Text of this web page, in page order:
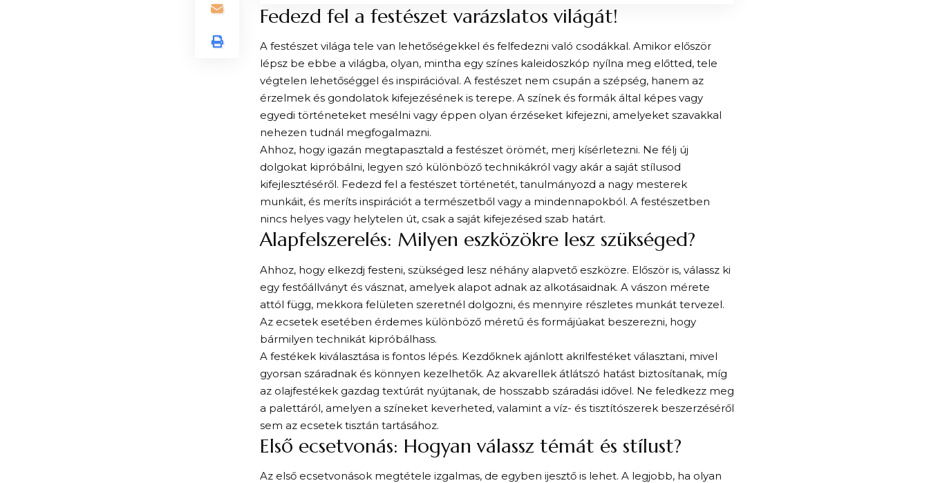
Fedezd fel a festészet varázslatos világát!
A festészet világa tele van lehetőségekkel és felfedezni való csodákkal. Amikor először
lépsz be ebbe a világba, olyan, mintha egy színes kaleidoszkóp nyílna meg előtted, tele
végtelen lehetőséggel és inspirációval. A festészet nem csupán a szépség, hanem az
érzelmek és gondolatok kifejezésének is terepe. A színek és formák által képes vagy
egyedi történeteket mesélni vagy éppen olyan érzéseket kifejezni, amelyeket szavakkal
nehezen tudnál megfogalmazni.
Ahhoz, hogy igazán megtapasztald a festészet örömét, merj kísérletezni. Ne félj új
dolgokat kipróbálni, legyen szó különböző technikákról vagy akár a saját stílusod
kifejlesztéséről. Fedezd fel a festészet történetét, tanulmányozd a nagy mesterek
munkáit, és meríts inspirációt a természetből vagy a mindennapokból. A festészetben
nincs helyes vagy helytelen út, csak a saját kifejezésed szab határt.
Alapfelszerelés: Milyen eszközökre lesz szükséged?
Ahhoz, hogy elkezdj festeni, szükséged lesz néhány alapvető eszközre. Először is, válassz ki
egy festőállványt és vásznat, amelyek alapot adnak az alkotásaidnak. A vászon mérete
attól függ, mekkora felületen szeretnél dolgozni, és mennyire részletes munkát tervezel.
Az ecsetek esetében érdemes különböző méretű és formájúakat beszerezni, hogy
bármilyen technikát kipróbálhass.
A festékek kiválasztása is fontos lépés. Kezdőknek ajánlott akrilfestéket választani, mivel
gyorsan száradnak és könnyen kezelhetők. Az akvarellek átlátszó hatást biztosítanak, míg
az olajfestékek gazdag textúrát nyújtanak, de hosszabb száradási idővel. Ne feledkezz meg
a palettáról, amelyen a színeket keverheted, valamint a víz- és tisztítószerek beszerzéséről
sem az ecsetek tisztán tartásához.
Első ecsetvonás: Hogyan válassz témát és stílust?
Az első ecsetvonások megtétele izgalmas, de egyben ijesztő is lehet. A legjobb, ha olyan